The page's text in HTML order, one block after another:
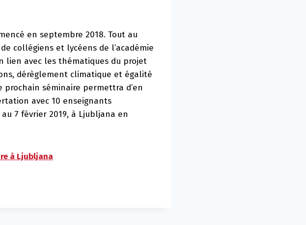
en septembre 2018. Tout au
collégiens et lycéens de l’académie
lien avec les thématiques du projet
dérèglement climatique et égalité
prochain séminaire permettra d’en
avec 10 enseignants
7 février 2019, à Ljubljana en
à Ljubljana